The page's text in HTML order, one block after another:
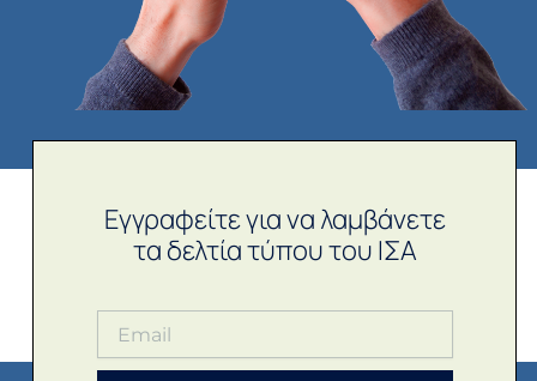
Εγγραφείτε για να λαμβάνετε
τα δελτία τύπου του ΙΣΑ